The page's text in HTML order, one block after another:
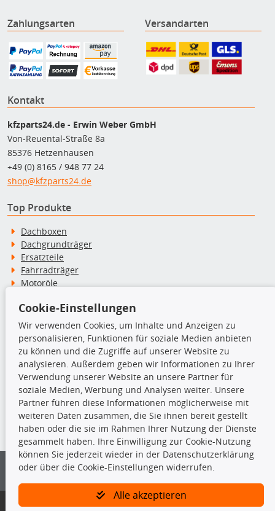
Zahlungsarten Versandarten
Kontakt
kfzparts24.de - Erwin Weber GmbH
Von-Reuental-Straße 8a
85376 Hetzenhausen
+49 (0) 8165 / 948 77 24
shop@kfzparts24.de
Top Produkte
Dachboxen
Dachgrundträger
Ersatzteile
Fahrradträger
Motoröle
Schneeketten
TecDoc Inside
Die hier angezeigten Daten insbesondere die gesamte Datenbank dürfen
nicht kopiert werden.
Es ist zu unterlassen, die Daten oder die gesamte Datenbank ohne
vorherige Zustimmung von TecDoc zu vervielfältigen, zu verbreiten
und/oder diese Handlungen durch Dritte ausführen zu lassen. Ein
Bitte prüfen Sie, ob das über unseren Onlineshop identifizierte Ersatzteil
Cookie-Einstellungen
Wir verwenden Cookies, um Inhalte und Anzeigen zu
personalisieren, Funktionen für soziale Medien anbieten
zu können und die Zugriffe auf unserer Website zu
analysieren. Außerdem geben wir Informationen zu Ihrer
Verwendung unserer Website an unsere Partner für
soziale Medien, Werbung und Analysen weiter. Unsere
Partner führen diese Informationen möglicherweise mit
weiteren Daten zusammen, die Sie ihnen bereit gestellt
haben oder die sie im Rahmen Ihrer Nutzung der Dienste
gesammelt haben. Ihre Einwilligung zur Cookie-Nutzung
können Sie jederzeit wieder in der Datenschutzerklärung
oder über die Cookie-Einstellungen widerrufen.
Alle akzeptieren